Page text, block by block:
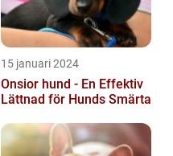
15 januari 2024
Onsior hund - En Effektiv
Lättnad för Hunds Smärta